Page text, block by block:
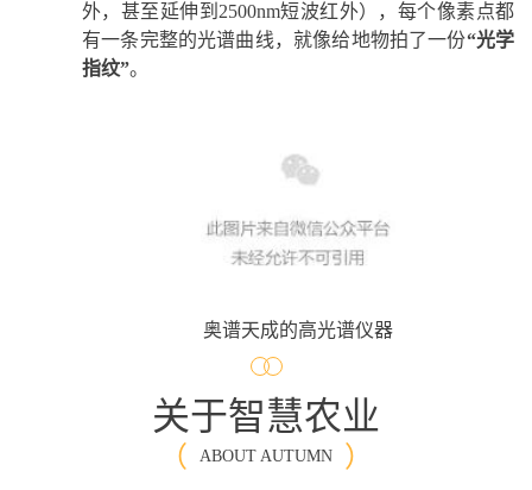
外，甚至延伸到2500nm短波红外），每个像素点都
有一条完整的光谱曲线，就像给地物拍了一份“光学
指纹”。
奥谱天成的高光谱仪器
关于智慧农业
（ ABOUT AUTUMN
）